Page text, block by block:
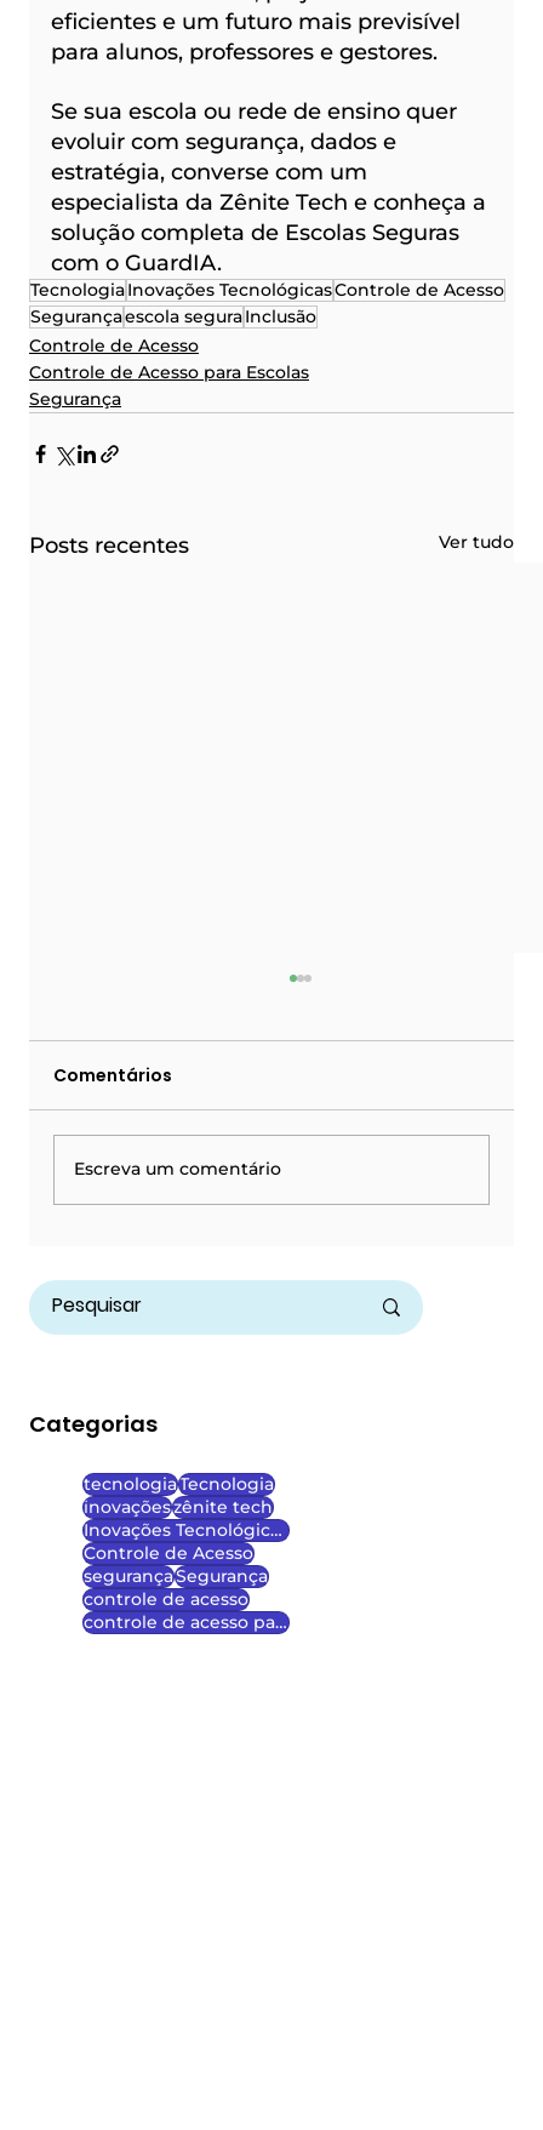
eficientes e um futuro mais previsível
para alunos, professores e gestores.
Se sua escola ou rede de ensino quer
evoluir com segurança, dados e
estratégia, converse com um
especialista da Zênite Tech e conheça a
solução completa de Escolas Seguras
com o GuardIA.
TecnologiaInovações TecnológicasControle de Acesso
Segurançaescola seguraInclusão
Controle de Acesso
Controle de Acesso para Escolas
Segurança
Posts recentes Ver tudo
proteger alunos e servidores com
tecnologia inteligente
Comentários
Escreva um comentário
Categorias
tecnologiaTecnologia
inovaçõeszênite tech
Inovações Tecnológicas
Controle de Acesso
segurançaSegurança
controle de acesso
controle de acesso para escolas